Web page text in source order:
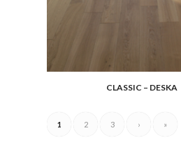
CLASSIC – DESKA
1 2 3 › »